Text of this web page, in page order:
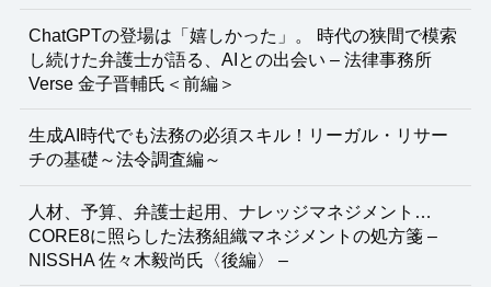
ChatGPTの登場は「嬉しかった」。 時代の狭間で模索
し続けた弁護士が語る、AIとの出会い – 法律事務所
Verse 金子晋輔氏＜前編＞
生成AI時代でも法務の必須スキル！リーガル・リサー
チの基礎～法令調査編～
人材、予算、弁護士起用、ナレッジマネジメント…
CORE8に照らした法務組織マネジメントの処方箋 –
NISSHA 佐々木毅尚氏〈後編〉 –